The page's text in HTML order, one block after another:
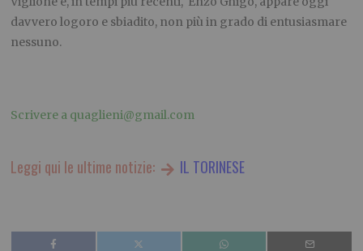
davvero logoro e sbiadito, non più in grado di entusiasmare
nessuno.
Scrivere a quaglieni@gmail.com
Leggi qui le ultime notizie: IL TORINESE